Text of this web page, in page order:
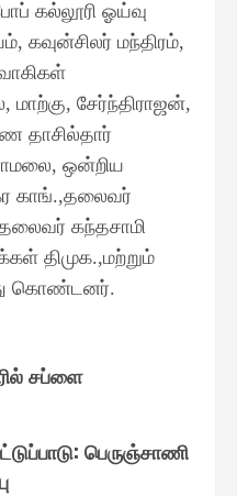
கல்லூரி ஓய்வு
, கவுன்சிலர் மந்திரம்,
, மாற்கு, சேர்ந்திராஜன்,
தாசில்தார்
, ஒன்றிய
காங்.,தலைவர்
கந்தசாமி
திமுக.,மற்றும்
கொண்டனர்.
சப்ளை
பெருஞ்சாணி